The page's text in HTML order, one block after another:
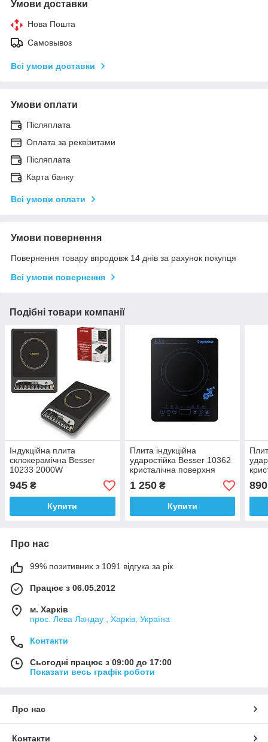
Умови доставки
Нова Пошта
Самовывоз
Всі умови доставки
Умови оплати
Післяплата
Оплата за реквізитами
Післяплата
Карта банку
Всі умови оплати
Умови повернення
Повернення товару впродовж 14 днів за рахунок покупця
Всі умови повернення
Подібні товари компанії
Індукційна плита
склокерамічна Besser
10233 2000W
945 ₴
Купити
Плита індукційна
ударостійка Besser 10362
кристалічна поверхня
2000W
1 250₴
Купити
890
Про нас
99% позитивних з 1091 відгука за рік
Працює з 06.05.2012
м. Харків
прос. Лева Ландау , Харків, Україна
Контакти
Сьогодні працює з 09:00 до 17:00
Показати весь графік роботи
Про нас
Контакти